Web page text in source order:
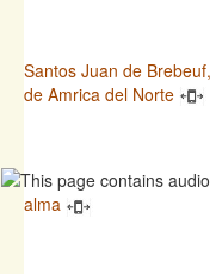
Santos Juan de
de Amrica del Norte
alma